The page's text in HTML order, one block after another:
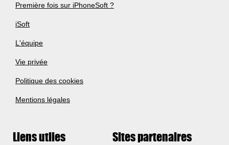
Première fois sur iPhoneSoft ?
iSoft
L'équipe
Vie privée
Politique des cookies
Mentions légales
Liens utiles Sites partenaires